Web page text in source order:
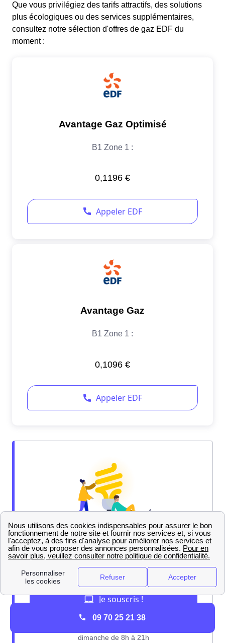
Que vous privilégiez des tarifs attractifs, des solutions
plus écologiques ou des services supplémentaires,
consultez notre sélection d'offres de gaz EDF du
moment :
09 70 25 21 38